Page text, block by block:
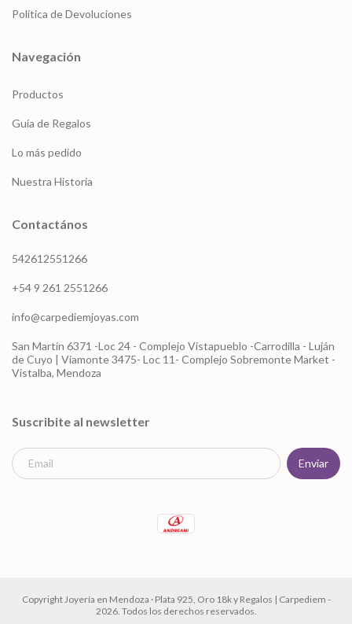
Política de Devoluciones
Navegación
Productos
Guía de Regalos
Lo más pedido
Nuestra Historia
Contactános
542612551266
+54 9 261 2551266
info@carpediemjoyas.com
San Martín 6371 -Loc 24 - Complejo Vistapueblo -Carrodilla - Luján
de Cuyo | Viamonte 3475- Loc 11- Complejo Sobremonte Market -
Vistalba, Mendoza
Suscribite al newsletter
Copyright Joyería en Mendoza · Plata 925, Oro 18k y Regalos | Carpediem -
2026. Todos los derechos reservados.